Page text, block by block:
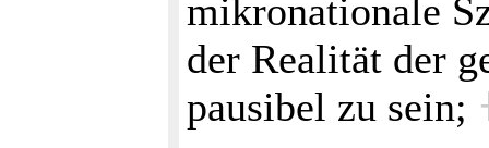
mikronationale
der Realität der
pausibel zu sein;